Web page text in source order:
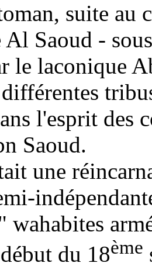
suite au
Al Saoud -
le laconique
l'esprit des
Saoud.
une
wahabites
du 18ème